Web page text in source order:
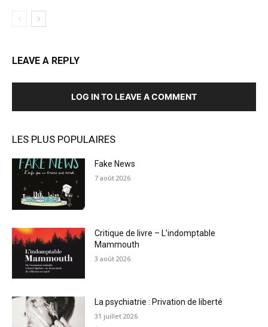
LEAVE A REPLY
LOG IN TO LEAVE A COMMENT
LES PLUS POPULAIRES
Fake News
7 août 2026
Critique de livre – L’indomptable
Mammouth
3 août 2026
La psychiatrie : Privation de liberté
31 juillet 2026